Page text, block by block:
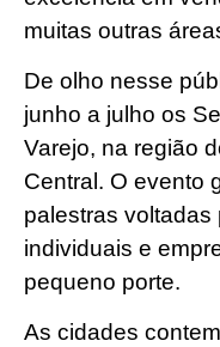
muitas outras
De olho nesse
junho a julho os
Varejo, na região
Central. O evento
palestras
individuais e
pequeno porte.
As cidades